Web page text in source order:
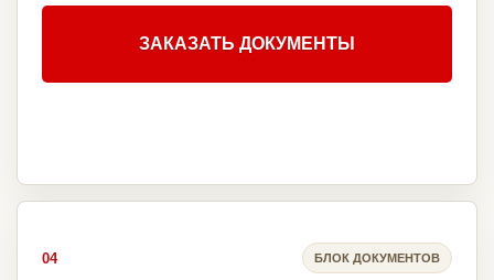
ЗАКАЗАТЬ ДОКУМЕНТЫ
04 БЛОК ДОКУМЕНТОВ